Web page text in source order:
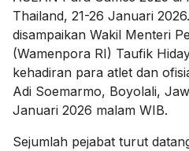
Thailand, 21-26 Januari
disampaikan Wakil Menteri
(Wamenpora RI) Taufik
kehadiran para atlet dan
Adi Soemarmo, Boyolali,
Januari 2026 malam WIB.
Sejumlah pejabat turut